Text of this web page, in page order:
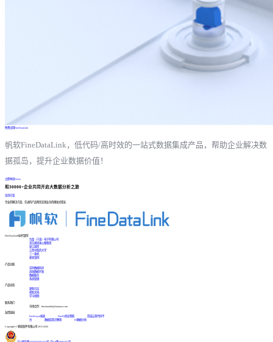
免费试用FineDataLink
帆软FineDataLink，低代码/高时效的一站式数据集成产品，帮助企业解决数
据孤岛，提升企业数据价值！
立即体验Demo
和30000+企业共同开启大数据分析之旅
咨询方案
专业的解决方案、先进的产品帮您实现业务的爆发式增长
FineDataLink标杆案例
台晶（宁波）电子有限公司
某交通高速公路集团
浙江国贸
江西中医药大学
三一重机
更多案例
产品功能
实时数据同步
高效数据开发
数据服务
系统管理
产品动态
更新日志
帮助文档
学习视频
联系我们
市场合作：finedatalink@fanruan.com
友情链接
FineReport报表
FineBI商业智能
简道云零代码平
台
数据库知识教程 BI数据分析
Copyright © 帆软软件有限公司 2015-2026